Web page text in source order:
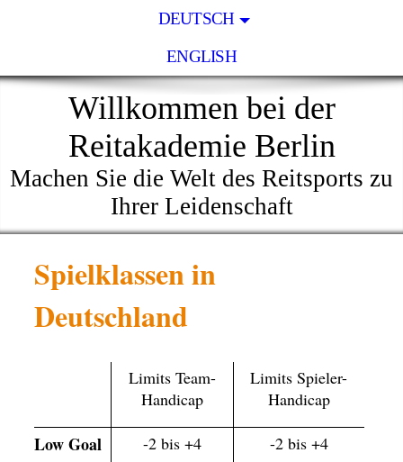
DEUTSCH
ENGLISH
Willkommen bei der
Reitakademie Berlin
Machen Sie die Welt des Reitsports zu
Ihrer Leidenschaft
Spielklassen in
Deutschland
Limits Team-
Handicap
Limits Spieler-
Handicap
Low Goal -2 bis +4 -2 bis +4